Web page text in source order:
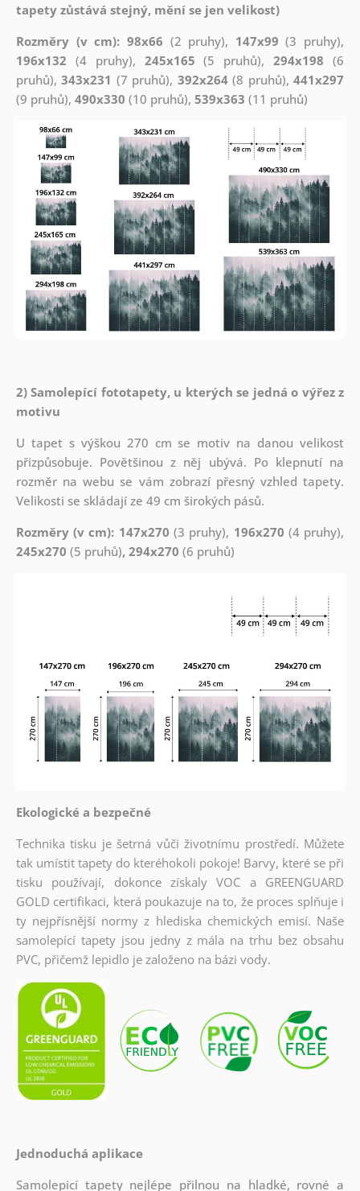
tapety zůstává stejný, mění se jen velikost)
Rozměry (v cm): 98x66 (2 pruhy), 147x99 (3 pruhy),
196x132 (4 pruhy), 245x165 (5 pruhů),294x198 (6
pruhů),343x231 (7 pruhů), 392x264(8 pruhů),441x297
(9 pruhů), 490x330 (10 pruhů), 539x363 (11 pruhů)
2) Samolepící fototapety, u kterých se jedná o výřez z
motivu
U tapet s výškou 270 cm se motiv na danou velikost
přizpůsobuje. Povětšinou z něj ubývá. Po klepnutí na
rozměr na webu se vám zobrazí přesný vzhled tapety.
Velikosti se skládají ze 49 cm širokých pásů.
Rozměry (v cm): 147x270 (3 pruhy), 196x270 (4 pruhy),
245x270 (5 pruhů), 294x270 (6 pruhů)
Ekologické a bezpečné
Technika tisku je šetrná vůči životnímu prostředí. Můžete
tak umístit tapety do kteréhokoli pokoje! Barvy, které se při
tisku používají, dokonce získaly VOC a GREENGUARD
GOLD certifikaci, která poukazuje na to, že proces splňuje i
ty nejpřísnější normy z hlediska chemických emisí. Naše
samolepící tapety jsou jedny z mála na trhu bez obsahu
PVC, přičemž lepidlo je založeno na bázi vody.
Jednoduchá aplikace
Samolepicí tapety nejlépe přilnou na hladké, rovné a